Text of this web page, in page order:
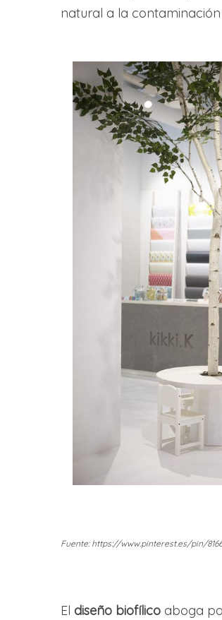
natural a la contaminación
Fuente: https://www.pinterest.es/pin/
El diseño biofílicoaboga